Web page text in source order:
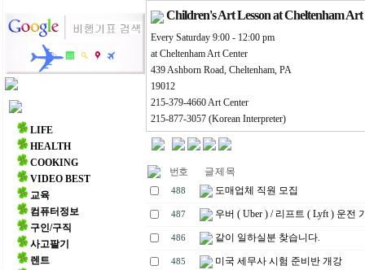
주요 메뉴
LIFE
HEALTH
COOKING
VIDEO BEST
교육
컴퓨터정보
구인/구직
사고팔기
렌트
Children's Art Lesson at Cheltenham
Every Saturday 9:00 - 12:00 pm
at Cheltenham Art Center
439 Ashborn Road, Cheltenham, PA
19012
215-379-4660 Art Center
215-877-3057 (Korean Interpreter)
번호 글 제 목
488 도매업체 직원 모집
487 우버 ( Uber ) / 리프트 ( Lyft ) 운전
486 같이 일하실분 찾습니다.
485 미국 세무사 시험 준비반 개강